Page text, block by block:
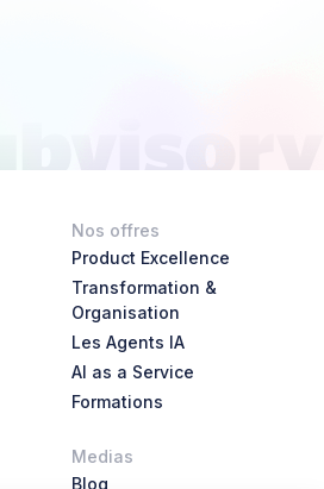
Nos offres
Product Excellence
Transformation &
Organisation
Les Agents IA
AI as a Service
Formations
Medias
Blog